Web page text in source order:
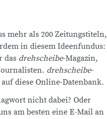
mehr als 200 Zeitungstiteln,
in diesem Ideenfundus:
das drehscheibe-Magazin,
drehscheibe-
diese Online-Datenbank.
nicht dabei? Oder
am besten eine E-Mail an